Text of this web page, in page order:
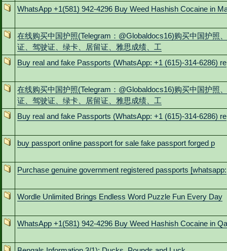
WhatsApp +1(581) 942-4296 Buy Weed Hashish Cocaine in
在线购买中国护照(Telegram：@Globaldocs16)购买中国护照
证、驾驶证、绿卡、居留证、雅思成绩、工
Buy real and fake Passports (WhatsApp: +1 (615)-314-6286) re
在线购买中国护照(Telegram：@Globaldocs16)购买中国护照
证、驾驶证、绿卡、居留证、雅思成绩、工
Buy real and fake Passports (WhatsApp: +1 (615)-314-6286) re
buy passport online passport for sale fake passport forged p
Purchase genuine government registered passports [whatsapp:
Wordle Unlimited Brings Endless Word Puzzle Fun Every Day
WhatsApp +1(581) 942-4296 Buy Weed Hashish Cocaine in Qa